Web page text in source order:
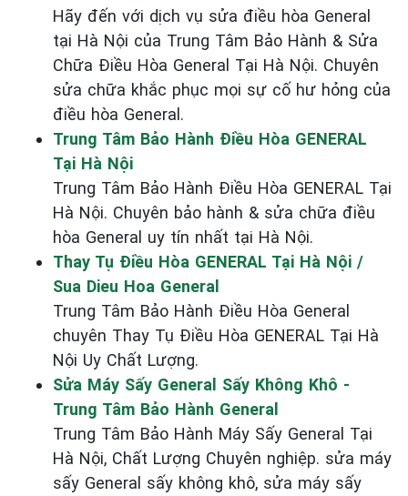
Hãy đến với dịch vụ sửa điều hòa General
tại Hà Nội của Trung Tâm Bảo Hành & Sửa
Chữa Điều Hòa General Tại Hà Nội. Chuyên
sửa chữa khắc phục mọi sự cố hư hỏng của
điều hòa General.
Trung Tâm Bảo Hành Điều Hòa GENERAL
Tại Hà Nội
Trung Tâm Bảo Hành Điều Hòa GENERAL Tại
Hà Nội. Chuyên bảo hành & sửa chữa điều
hòa General uy tín nhất tại Hà Nội.
Thay Tụ Điều Hòa GENERAL Tại Hà Nội /
Sua Dieu Hoa General
Trung Tâm Bảo Hành Điều Hòa General
chuyên Thay Tụ Điều Hòa GENERAL Tại Hà
Nội Uy Chất Lượng.
Sửa Máy Sấy General Sấy Không Khô -
Trung Tâm Bảo Hành General
Trung Tâm Bảo Hành Máy Sấy General Tại
Hà Nội, Chất Lượng Chuyên nghiệp. sửa máy
sấy General sấy không khô, sửa máy sấy